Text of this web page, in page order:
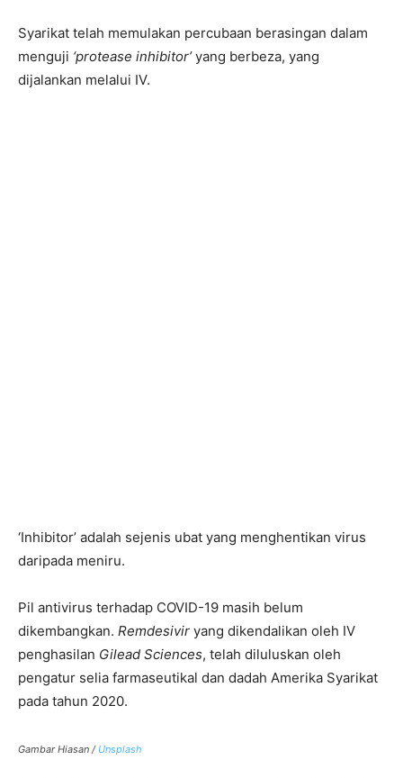
Syarikat telah memulakan percubaan berasingan dalam
menguji ‘protease inhibitor’yang berbeza, yang
dijalankan melalui IV.
‘Inhibitor’ adalah sejenis ubat yang menghentikan virus
daripada meniru.
Pil antivirus terhadap COVID-19 masih belum
dikembangkan. Remdesivir yang dikendalikan oleh IV
penghasilan Gilead Sciences, telah diluluskan oleh
pengatur selia farmaseutikal dan dadah Amerika Syarikat
pada tahun 2020.
Gambar Hiasan /Unsplash